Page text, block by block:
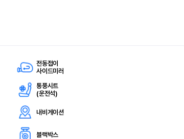
전동접이
사이드미러
통풍시트
(운전석)
내비게이션
블랙박스